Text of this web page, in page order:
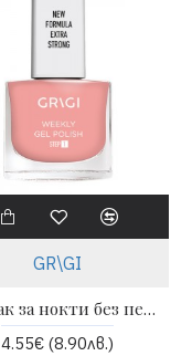
GR\GI
Гел лак за нокти без печене Weekly 12 ml - 655 | GRIGI
4.55€ (8.90лв.)